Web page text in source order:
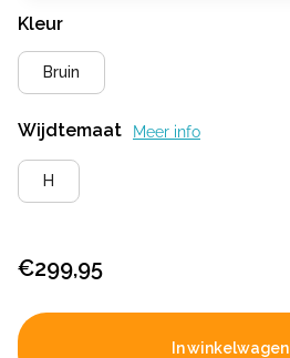
Kleur
Bruin
Wijdtemaat Meer info
H
€299,95
In winkelwagen